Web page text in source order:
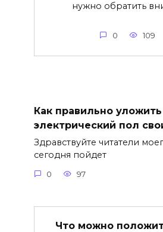
нужно обратить
0 109
Как правильно
электрический пол
Здравствуйте читатели
сегодня пойдет
0 97
Что можно